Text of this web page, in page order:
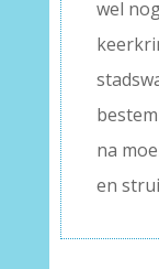
wel
na
en